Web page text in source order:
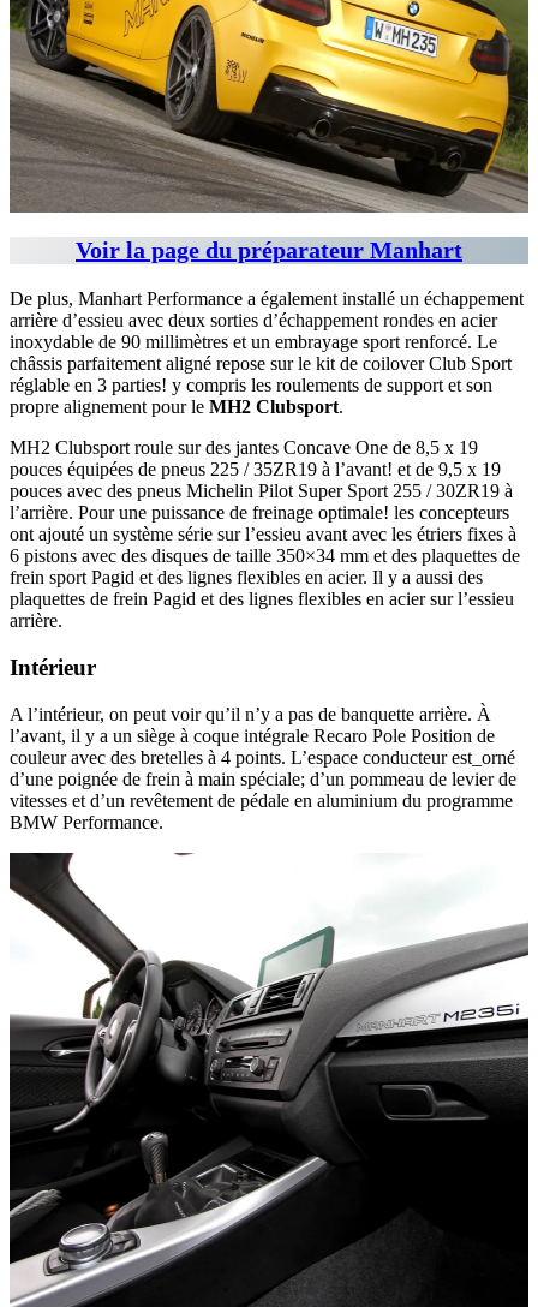
Voir la page du préparateur Manhart
De plus, Manhart Performance a également installé un échappement
arrière d’essieu avec deux sorties d’échappement rondes en acier
inoxydable de 90 millimètres et un embrayage sport renforcé. Le
châssis parfaitement aligné repose sur le kit de coilover Club Sport
réglable en 3 parties! y compris les roulements de support et son
propre alignement pour le MH2 Clubsport.
MH2 Clubsport roule sur des jantes Concave One de 8,5 x 19
pouces équipées de pneus 225 / 35ZR19 à l’avant! et de 9,5 x 19
pouces avec des pneus Michelin Pilot Super Sport 255 / 30ZR19 à
l’arrière. Pour une puissance de freinage optimale! les concepteurs
ont ajouté un système série sur l’essieu avant avec les étriers fixes à
6 pistons avec des disques de taille 350×34 mm et des plaquettes de
frein sport Pagid et des lignes flexibles en acier. Il y a aussi des
plaquettes de frein Pagid et des lignes flexibles en acier sur l’essieu
arrière.
Intérieur
A l’intérieur, on peut voir qu’il n’y a pas de banquette arrière. À
l’avant, il y a un siège à coque intégrale Recaro Pole Position de
couleur avec des bretelles à 4 points. L’espace conducteur est_orné
d’une poignée de frein à main spéciale; d’un pommeau de levier de
vitesses et d’un revêtement de pédale en aluminium du programme
BMW Performance.